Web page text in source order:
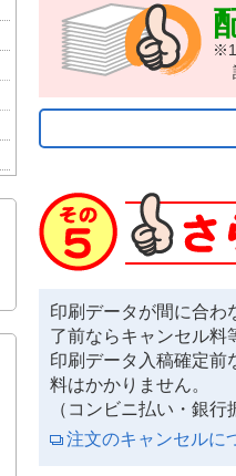
※1
印刷データが間に合わ
了前ならキャンセル料
印刷データ入稿確定前
料はかかりません。
（コンビニ払い・銀
注文のキャンセルに